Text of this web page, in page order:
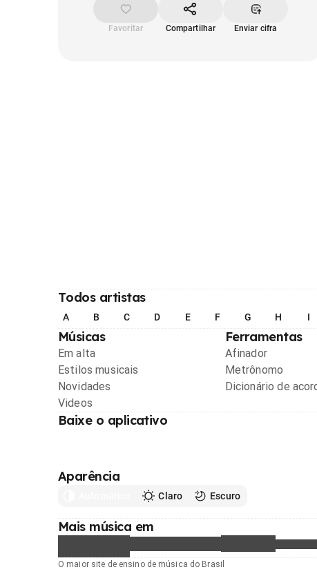
Favoritar Compartilhar Enviar cifra
Todos artistas
A B C D E F G H I
Músicas
Em alta
Estilos musicais
Novidades
Videos
Ferramentas
Afinador
Metrônomo
Dicionário de
Baixe o aplicativo
Aparência
Claro Escuro
Mais música em
O maior site de ensino de música do Brasil